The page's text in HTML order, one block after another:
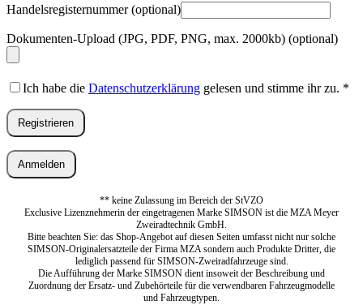
Handelsregisternummer(optional)
Dokumenten-Upload (JPG, PDF, PNG, max. 2000kb) (optional)
Ich habe die Datenschutzerklärung gelesen und stimme ihr zu. *
Registrieren
Anmelden
** keine Zulassung im Bereich der StVZO
Exclusive Lizenznehmerin der eingetragenen Marke SIMSON ist die MZA Meyer
Zweiradtechnik GmbH.
Bitte beachten Sie: das Shop-Angebot auf diesen Seiten umfasst nicht nur solche
SIMSON-Originalersatzteile der Firma MZA sondern auch Produkte Dritter, die
lediglich passend für SIMSON-Zweiradfahrzeuge sind.
Die Aufführung der Marke SIMSON dient insoweit der Beschreibung und
Zuordnung der Ersatz- und Zubehörteile für die verwendbaren Fahrzeugmodelle
und Fahrzeugtypen.